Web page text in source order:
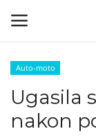
Vijesti
Kontakt
Auto-moto
Ugasila
nakon